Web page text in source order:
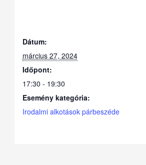
Dátum:
március 27, 2024
Időpont:
17:30 - 19:30
Esemény kategória:
Irodalmi alkotások párbeszéde